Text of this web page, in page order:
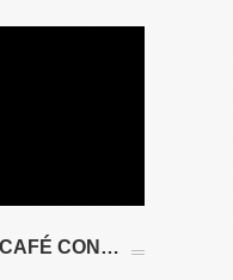
CON…